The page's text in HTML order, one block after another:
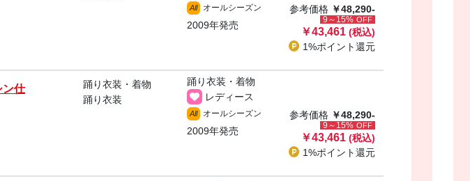
All オールシーズン
2009年発売
参考価格 ￥48,290-
9～15% OFF
￥43,461 (税込)
1%ポイント還元
ン仕
踊り衣装・着物
踊り衣装
踊り衣装・着物
レディース
All オールシーズン
2009年発売
参考価格 ￥48,290-
9～15% OFF
￥43,461 (税込)
1%ポイント還元